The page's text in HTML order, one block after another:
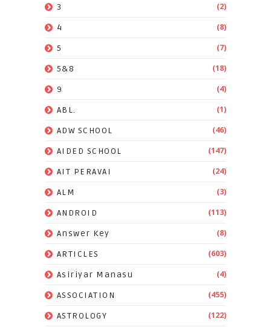
3 (2)
4 (8)
5 (7)
5&8 (18)
9 (4)
ABL. (1)
ADW SCHOOL (46)
AIDED SCHOOL (147)
AIT PERAVAI (24)
ALM (3)
ANDROID (113)
Answer Key (8)
ARTICLES (603)
Asiriyar Manasu (4)
ASSOCIATION (455)
ASTROLOGY (122)